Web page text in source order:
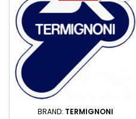
BRAND: TERMIGNONI